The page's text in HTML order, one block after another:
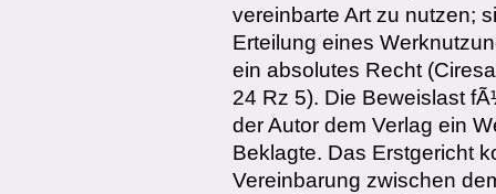
vereinbarte Art zu nutzen;
Erteilung eines
ein absolutes Recht
24 Rz 5). Die Beweislast
der Autor dem Verlag ein
Beklagte. Das Erstgericht
Vereinbarung zwischen